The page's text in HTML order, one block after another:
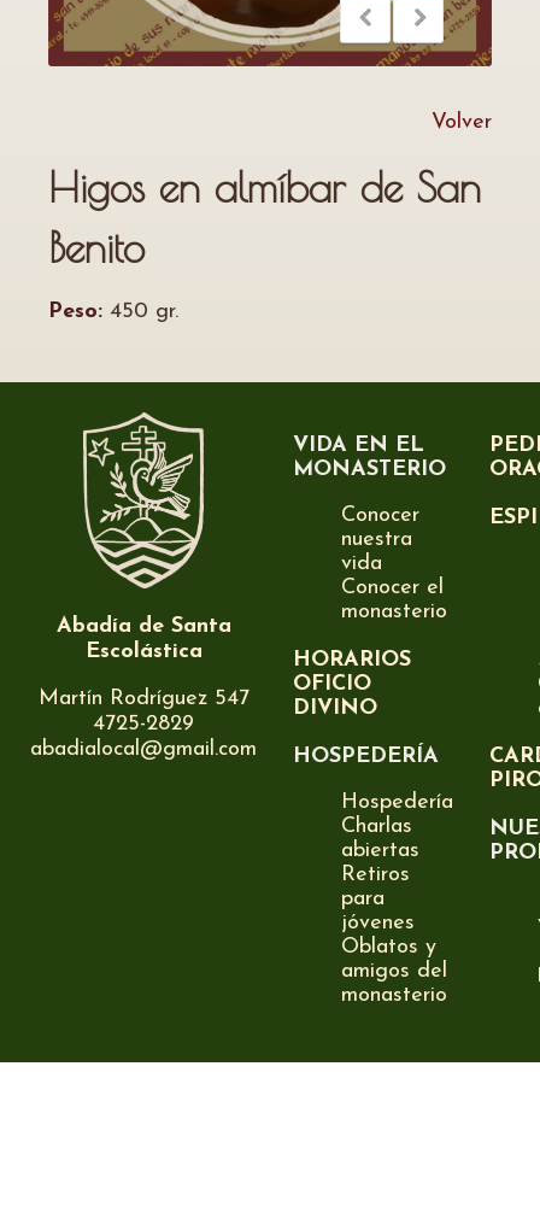
Volver
Higos en almíbar de San
Benito
Peso: 450 gr.
Abadía de Santa
Escolástica
Martín Rodríguez 547
4725-2829
abadialocal@gmail.com
VIDA EN EL
MONASTERIO
Conocer
nuestra
vida
Conocer el
monasterio
HORARIOS
OFICIO
DIVINO
HOSPEDERÍA
Hospedería
Charlas
abiertas
Retiros
para
jóvenes
Oblatos y
amigos del
monasterio